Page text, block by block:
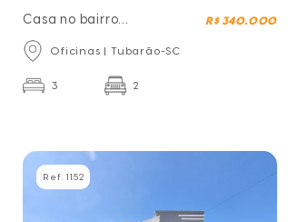
Casa no bairro
Oficinas
R$ 340.000
Oficinas | Tubarão-SC
3 2
Ref. 1152